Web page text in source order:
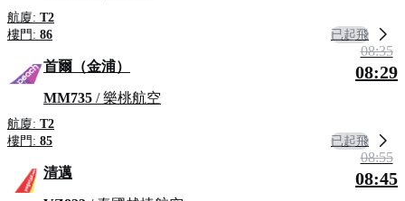
航廈: T2
樓門: 86 已起飛
首爾（金浦）
MM735 / 樂桃航空
航廈: T2
樓門: 85
08:35
08:29
已起飛
清邁
08:55
08:45